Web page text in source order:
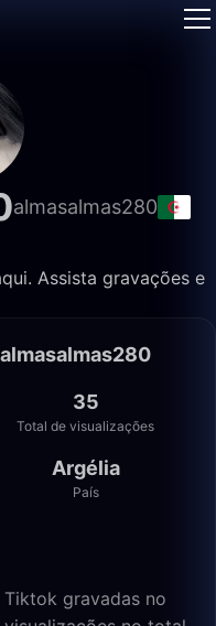
almasalmas280
Assista gravações e
35
Total de visualizações
Argélia
País
gravadas no